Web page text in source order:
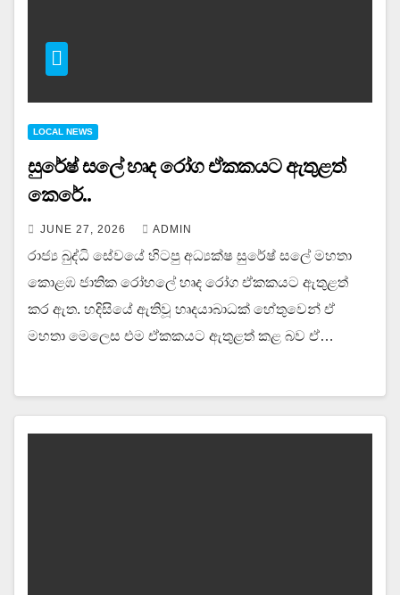
LOCAL NEWS
සුරේෂ් සලේ හෘද රෝග ඒකකයට ඇතුළත්
කෙරේ..
JUNE 27, 2026 ADMIN
රාජ්‍ය බුද්ධි සේවයේ හිටපු අධ්‍යක්ෂ සුරේෂ් සලේ මහතා
කොළඹ ජාතික රෝහලේ හෘද රෝග ඒකකයට ඇතුළත්
කර ඇත. හදිසියේ ඇතිවූ හෘදයාබාධක් හේතුවෙන් ඒ
මහතා මෙලෙස එම ඒකකයට ඇතුළත් කළ බව ඒ…